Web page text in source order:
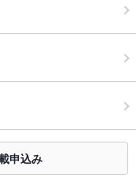
申込み